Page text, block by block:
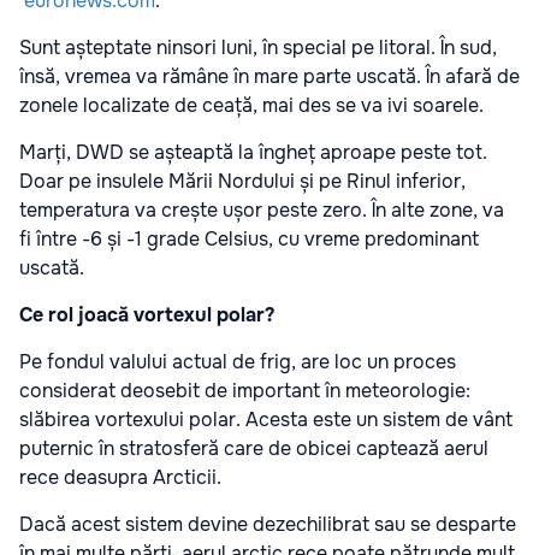
Sunt așteptate ninsori luni, în special pe litoral. În sud,
însă, vremea va rămâne în mare parte uscată. În afară de
zonele localizate de ceață, mai des se va ivi soarele.
Marți, DWD se așteaptă la îngheț aproape peste tot.
Doar pe insulele Mării Nordului și pe Rinul inferior,
temperatura va crește ușor peste zero. În alte zone, va
fi între -6 și -1 grade Celsius, cu vreme predominant
uscată.
Ce rol joacă vortexul polar?
Pe fondul valului actual de frig, are loc un proces
considerat deosebit de important în meteorologie:
slăbirea vortexului polar. Acesta este un sistem de vânt
puternic în stratosferă care de obicei captează aerul
rece deasupra Arcticii.
Dacă acest sistem devine dezechilibrat sau se desparte